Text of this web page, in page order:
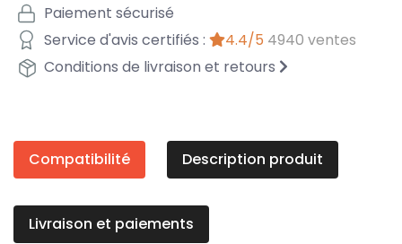
Paiement sécurisé
Service d'avis certifiés :
4.4/5 4940 ventes
Conditions de livraison et retours
Compatibilité Description produit
Livraison et paiements